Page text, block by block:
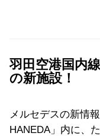
羽田空港国内
の新施設！
メルセデスの新情
HANEDA」内に、